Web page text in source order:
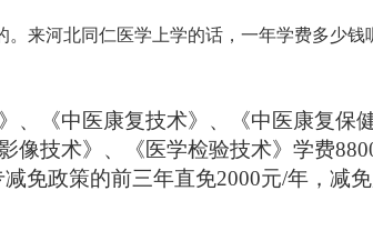
来河北同仁医学上学的话，一年学费多少钱
《中医康复技术》、《中医康复保
像技术》、《医学检验技术》学费
免政策的前三年直免2000元/年，减